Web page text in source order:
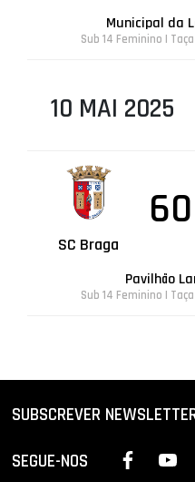
Municipal da
Sub 14 Feminino |
10 MAI 2025
SC Braga
60
Pavilhão
Sub 14 Feminino |
SUBSCREVER
SEGUE-NOS